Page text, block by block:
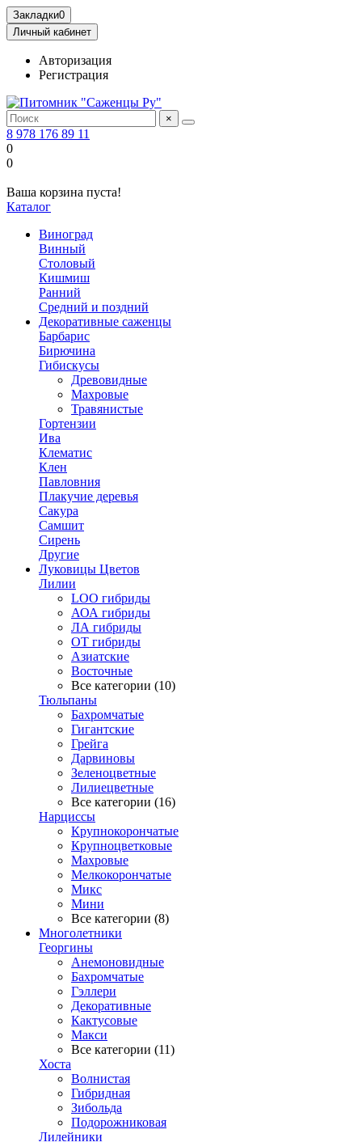
Закладки0
Личный кабинет
Авторизация
Регистрация
×
8 978 176 89 11
0
0
Ваша корзина пуста!
Каталог
Виноград
Винный
Столовый
Кишмиш
Ранний
Средний и поздний
Декоративные саженцы
Барбарис
Бирючина
Гибискусы
Древовидные
Махровые
Травянистые
Гортензии
Ива
Клематис
Клен
Павловния
Плакучие деревья
Сакура
Самшит
Сирень
Другие
Луковицы Цветов
Лилии
LOO гибриды
АОА гибриды
ЛА гибриды
ОТ гибриды
Азиатские
Восточные
Все категории (10)
Тюльпаны
Бахромчатые
Гигантские
Грейга
Дарвиновы
Зеленоцветные
Лилиецветные
Все категории (16)
Нарциссы
Крупнокорончатые
Крупноцветковые
Махровые
Мелкокорончатые
Микс
Мини
Все категории (8)
Многолетники
Георгины
Анемоновидные
Бахромчатые
Гэллери
Декоративные
Кактусовые
Макси
Все категории (11)
Хоста
Волнистая
Гибридная
Зибольда
Подорожниковая
Лилейники